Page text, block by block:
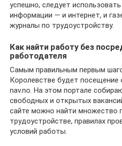
успешно, следует
информации — и интернет, и
журналы по трудоустройству.
Как найти работу без
работодателя
Самым правильным первым
Королевстве будет посещение
nav.no. На этом портале
свободных и открытых
сайте можно найти множество
трудоустройстве, правилах
условий работы.